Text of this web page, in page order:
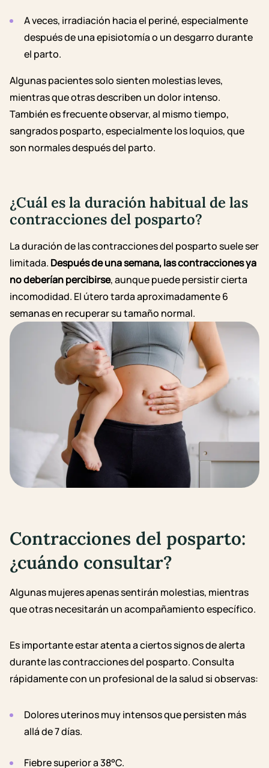
A veces, irradiación hacia el periné, especialmente
después de una episiotomía o un desgarro durante
el parto.
Algunas pacientes solo sienten molestias leves,
mientras que otras describen un dolor intenso.
También es frecuente observar, al mismo tiempo,
sangrados posparto, especialmente los loquios, que
son normales después del parto.
¿Cuál es la duración habitual de las
contracciones del posparto?
La duración de las contracciones del posparto suele ser
limitada. Después de una semana, las contracciones ya
no deberían percibirse, aunque puede persistir cierta
incomodidad. El útero tarda aproximadamente 6
semanas en recuperar su tamaño normal.
Contracciones del posparto:
¿cuándo consultar?
Algunas mujeres apenas sentirán molestias, mientras
que otras necesitarán un acompañamiento específico.
Es importante estar atenta a ciertos signos de alerta
durante las contracciones del posparto. Consulta
rápidamente con un profesional de la salud si observas:
Dolores uterinos muy intensos que persisten más
allá de 7 días.
Fiebre superior a 38°C.